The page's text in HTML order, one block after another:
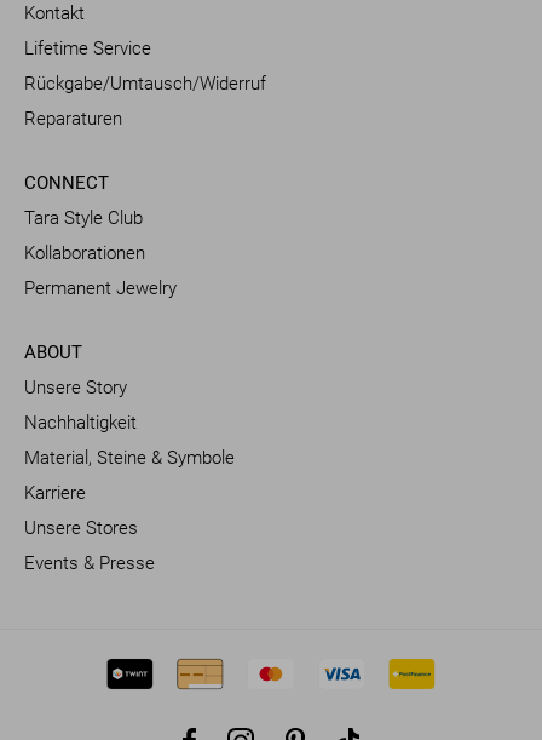
Kontakt
Lifetime Service
Rückgabe/Umtausch/Widerruf
Reparaturen
CONNECT
Tara Style Club
Kollaborationen
Permanent Jewelry
ABOUT
Unsere Story
Nachhaltigkeit
Material, Steine & Symbole
Karriere
Unsere Stores
Events & Presse